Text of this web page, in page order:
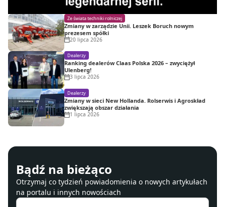
Ze świata techniki rolniczej
Zmiany w zarządzie Unii. Leszek Boruch nowym
prezesem spółki
20 lipca 2026
Dealerzy
Ranking dealerów Claas Polska 2026 – zwyciężył
Ulenberg!
3 lipca 2026
Dealerzy
Zmiany w sieci New Hollanda. Rolserwis i Agroskład
zwiększają obszar działania
1 lipca 2026
Bądź na bieżąco
Otrzymaj co tydzień powiadomienia o nowych artykułach
na portalu i innych nowościach